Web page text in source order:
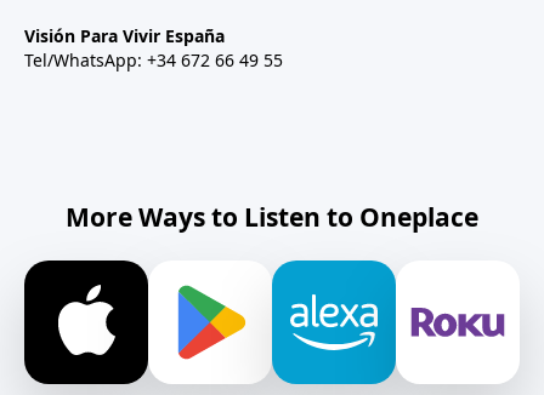
Visión Para Vivir España
Tel/WhatsApp: +34 672 66 49 55
More Ways to Listen to Oneplace